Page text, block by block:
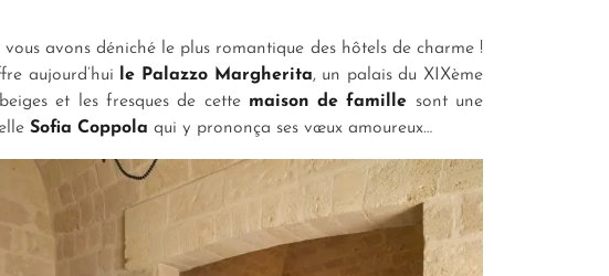
avons déniché le plus romantique des hôtels de charme !
aujourd’hui le Palazzo Margherita, un palais du XIXème
et les fresques de cette maison de famille sont une
Sofia Coppola qui y prononça ses vœux amoureux…